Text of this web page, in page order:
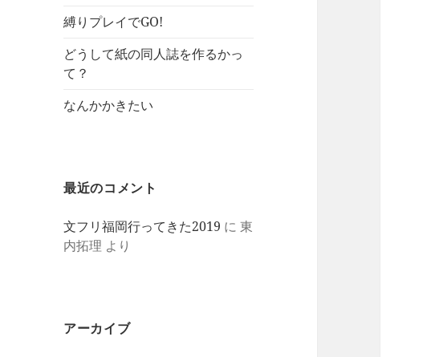
縛りプレイでGO!
どうして紙の同人誌を作るかっ
て？
なんかかきたい
最近のコメント
文フリ福岡行ってきた2019 に東
内拓理 より
アーカイブ